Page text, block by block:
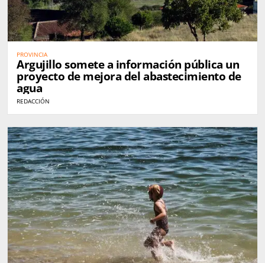
PROVINCIA
Argujillo somete a información pública un
proyecto de mejora del abastecimiento de
agua
REDACCIÓN